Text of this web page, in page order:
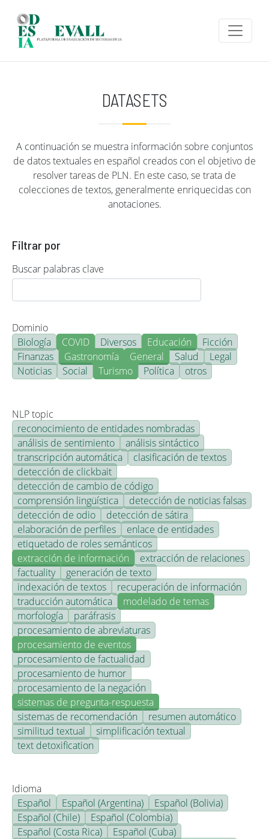
DATASETS
A continuación se muestra información sobre conjuntos
de datos textuales en español creados con el objetivo de
resolver tareas de PLN. En este caso, se trata de
colecciones de textos, generalmente enriquecidas con
anotaciones.
Filtrar por
Buscar palabras clave
Dominio
Biología
COVID Diversos Educación
Ficción
Finanzas
Gastronomía General Salud
Legal
Noticias
Social Turismo Política otros
NLP topic
reconocimiento de entidades nombradas
análisis de sentimiento
análisis sintáctico
transcripción automática
clasificación de textos
detección de clickbait
detección de cambio de código
comprensión lingüística
detección de noticias falsas
detección de odio
detección de sátira
elaboración de perfiles
enlace de entidades
etiquetado de roles semánticos
extracción de información
extracción de relaciones
factuality
generación de texto
indexación de textos
recuperación de información
traducción automática
modelado de temas
morfología
paráfrasis
procesamiento de abreviaturas
procesamiento de eventos
procesamiento de factualidad
procesamiento de humor
procesamiento de la negación
sistemas de pregunta-respuesta
sistemas de recomendación
resumen automático
similitud textual
simplificación textual
text detoxification
Idioma
Español
Español (Argentina)
Español (Bolivia)
Español (Chile)
Español (Colombia)
Español (Costa Rica)
Español (Cuba)